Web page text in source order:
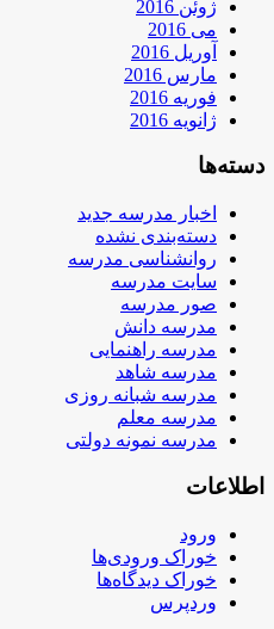
ژوئن 2016
می 2016
آوریل 2016
مارس 2016
فوریه 2016
ژانویه 2016
دسته‌ها
اخبار مدرسه جدید
دسته‌بندی نشده
روانشناسی مدرسه
سایت مدرسه
صور مدرسه
مدرسه دانش
مدرسه راهنمایی
مدرسه شاهد
مدرسه شبانه روزی
مدرسه معلم
مدرسه نمونه دولتی
اطلاعات
ورود
خوراک ورودی‌ها
خوراک دیدگاه‌ها
وردپرس